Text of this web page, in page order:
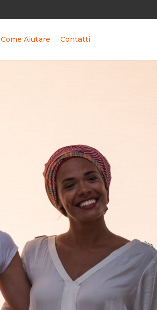
Come Aiutare Contatti